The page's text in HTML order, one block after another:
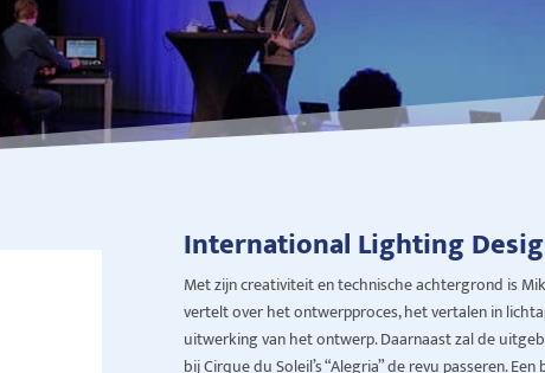
International Lighting
Met zijn creativiteit en technische achtergrond is
vertelt over het ontwerpproces, het vertalen in
uitwerking van het ontwerp. Daarnaast zal de
bij Cirque du Soleil’s “Alegria” de revu passeren.